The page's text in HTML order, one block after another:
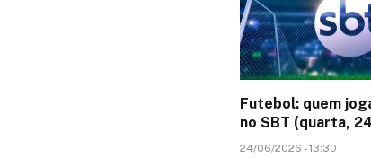
Futebol: quem
no SBT (quarta,
24/06/2026 - 13:30